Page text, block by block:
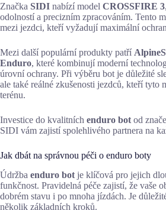
Značka SIDI nabízí model CROSSFIRE 3
odolností a precizním zpracováním. Tento
mezi jezdci, kteří vyžadují maximální
Mezi další populární produkty patří
Enduro, které kombinují moderní
úrovní ochrany. Při výběru bot je důležité
ale také reálné zkušenosti jezdců, kteří tyto
terénu.
Investice do kvalitních enduro bot od
SIDI vám zajistí spolehlivého partnera na
Jak dbát na správnou péči o enduro boty
Údržba enduro bot je klíčová pro jejich
funkčnost. Pravidelná péče zajistí, že vaše
dobrém stavu i po mnoha jízdách. Je
několik základních kroků.